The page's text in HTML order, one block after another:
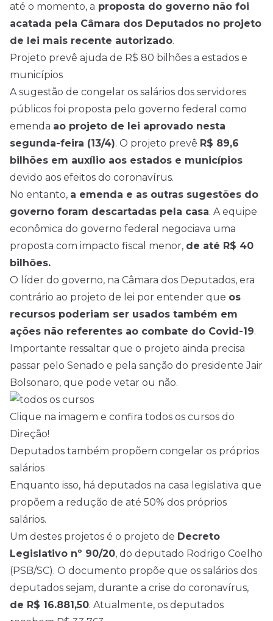
até o momento, a proposta do governo não foi
acatada pela Câmara dos Deputados no projeto
de lei mais recente autorizado.
Projeto prevê ajuda de R$ 80 bilhões a estados e
municípios
A sugestão de congelar os salários dos servidores
públicos foi proposta pelo governo federal como
emenda ao projeto de lei aprovado nesta
segunda-feira (13/4). O projeto prevê R$ 89,6
bilhões em auxílio aos estados e municípios
devido aos efeitos do coronavírus.
No entanto, a emenda e as outras sugestões do
governo foram descartadas pela casa. A equipe
econômica do governo federal negociava uma
proposta com impacto fiscal menor, de até R$ 40
bilhões.
O líder do governo, na Câmara dos Deputados, era
contrário ao projeto de lei por entender que os
recursos poderiam ser usados também em
ações não referentes ao combate do Covid-19.
Importante ressaltar que o projeto ainda precisa
passar pelo Senado e pela sanção do presidente Jair
Bolsonaro, que pode vetar ou não.
Clique na imagem e confira todos os cursos do
Direção!
Deputados também propõem congelar os próprios
salários
Enquanto isso, há deputados na casa legislativa que
propõem a redução de até 50% dos próprios
salários.
Um destes projetos é o projeto de Decreto
Legislativo nº 90/20, do deputado Rodrigo Coelho
(PSB/SC). O documento propõe que os salários dos
deputados sejam, durante a crise do coronavírus,
de R$ 16.881,50. Atualmente, os deputados